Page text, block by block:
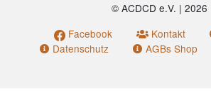
© ACDCD e.V. | 2026
Facebook
Kontakt
Datenschutz
AGBs Shop